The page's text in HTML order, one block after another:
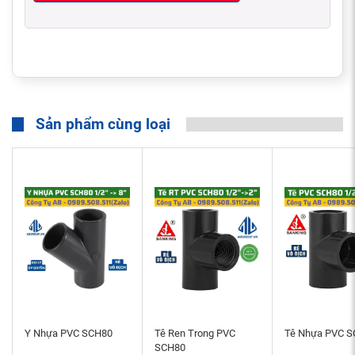
Ống UPVC SCH80 Sanking có thành ống phẳng cao bề mặt
ống sáng bóng, bên trong ống có hệ số nhám thấp chống
Sản phẩm cùng loại
Y Nhựa PVC SCH80
Tê Ren Trong PVC
SCH80
Tê Nhựa PVC